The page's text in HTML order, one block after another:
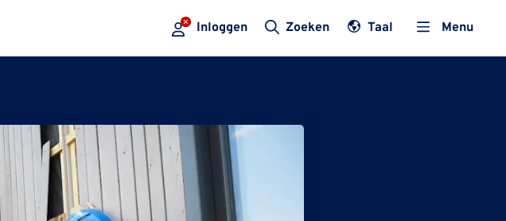
Inloggen Zoeken Taal Menu